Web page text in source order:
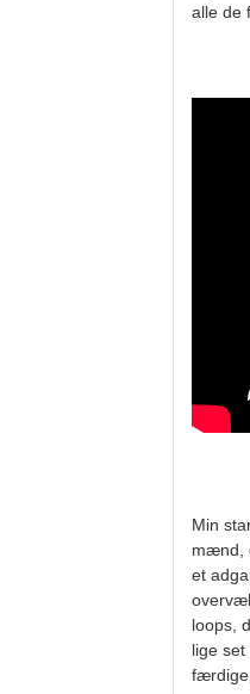
alle de
Min
mænd,
et
loops,
lige